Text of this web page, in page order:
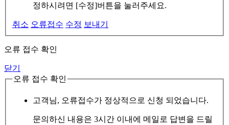
정하시려면 [수정]버튼을 눌러주세요.
취소 오류접수 수정 보내기
오류 접수 확인
닫기
오류 접수 확인
고객님, 오류접수가 정상적으로 신청 되었습니다.
문의하신 내용은 3시간 이내에 메일로 답변을 드릴